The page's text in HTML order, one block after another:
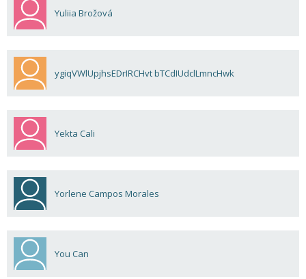
Yuliia Brožová
ygiqVWlUpjhsEDrIRCHvt bTCdIUdclLmncHwk
Yekta Cali
Yorlene Campos Morales
You Can